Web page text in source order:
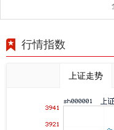
行情指数
上证走势